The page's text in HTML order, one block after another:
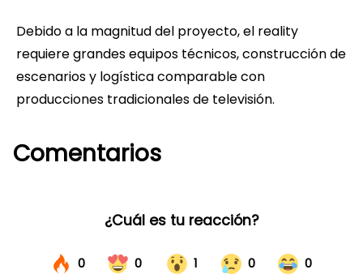
Debido a la magnitud del proyecto, el reality
requiere grandes equipos técnicos, construcción de
escenarios y logística comparable con
producciones tradicionales de televisión.
Comentarios